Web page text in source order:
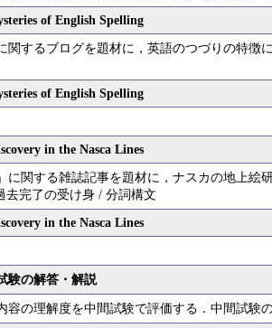
of English Spelling
関するブログを題材に，英語のつづりの特
of English Spelling
in the Nasca Lines
に関する雑誌記事を題材に，ナスカの地上
去完了の受け身 / 分詞構文
in the Nasca Lines
験の解答・解説
容の理解度を中間試験で評価する．中間試験